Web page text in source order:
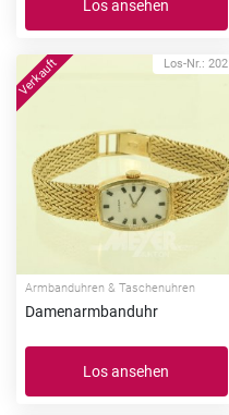
Los ansehen
Los-Nr.: 202
Armbanduhren & Taschenuhren
Damenarmbanduhr
Los ansehen